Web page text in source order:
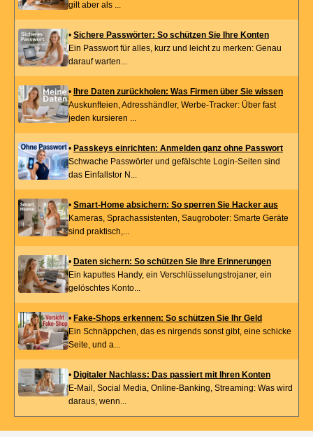
gilt aber als ...
• Sichere Passwörter: So schützen Sie Ihre Konten
Ein Passwort für alles, kurz und leicht zu merken: Genau
darauf warten...
• Ihre Daten zurückholen: Was Firmen über Sie wissen
Auskunfteien, Adresshändler, Werbe-Tracker: Über fast
jeden kursieren ...
• Passkeys einrichten: Anmelden ganz ohne Passwort
Schwache Passwörter und gefälschte Login-Seiten sind
das Einfallstor N...
• Smart-Home absichern: So sperren Sie Hacker aus
Kameras, Sprachassistenten, Saugroboter: Smarte Geräte
sind praktisch,...
• Daten sichern: So schützen Sie Ihre Erinnerungen
Ein kaputtes Handy, ein Verschlüsselungstrojaner, ein
gelöschtes Konto...
• Fake-Shops erkennen: So schützen Sie Ihr Geld
Ein Schnäppchen, das es nirgends sonst gibt, eine schicke
Seite, und a...
• Digitaler Nachlass: Das passiert mit Ihren Konten
E-Mail, Social Media, Online-Banking, Streaming: Was wird
daraus, wenn...